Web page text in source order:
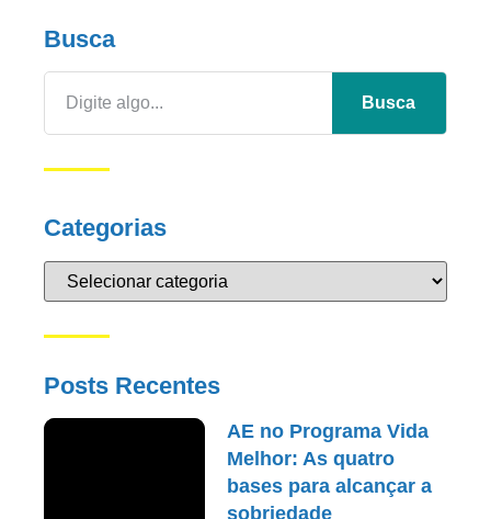
Busca
Busca
Categorias
Posts Recentes
AE no Programa Vida
Melhor: As quatro
bases para alcançar a
sobriedade